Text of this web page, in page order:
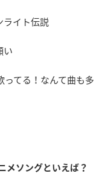
ライト伝説
い
てる！なんて曲も多
メソングといえば？